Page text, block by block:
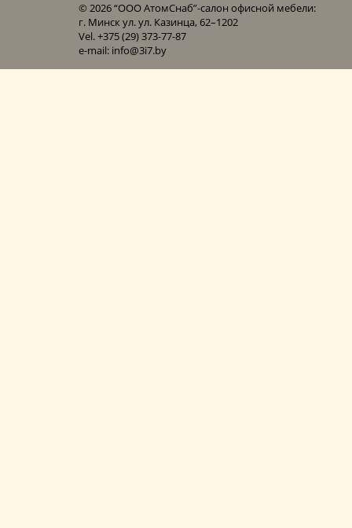
© 2026 “ООО АтомСнаб”-cалон офисной мебели:
г. Минск ул. ул. Казинца, 62–1202
Vel. +375 (29) 373-77-87
e-mail: info@3i7.by